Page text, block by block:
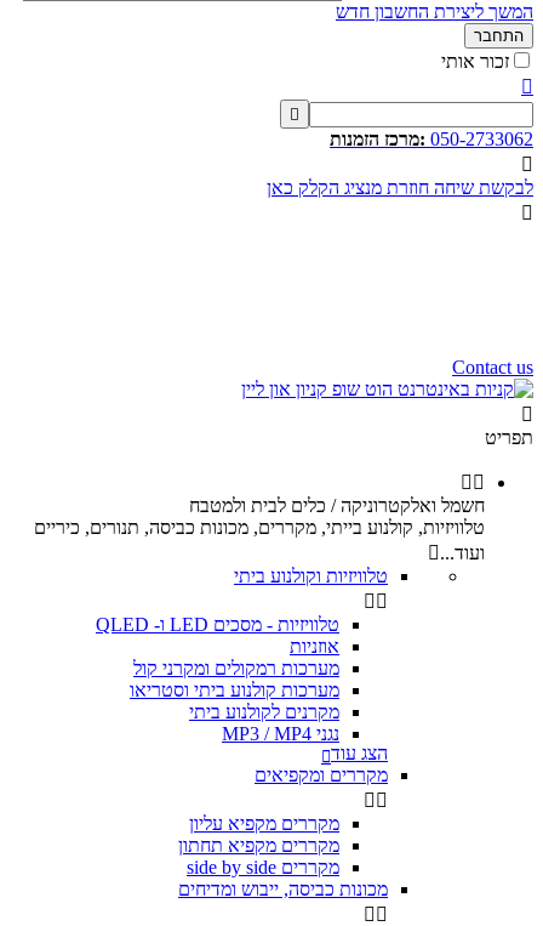
המשך ליצירת החשבון חדש
התחבר
זכור אותי


050-2733062 :מרכז הזמנות

לבקשת שיחה חוזרת מנציג הקלק כאן

Contact us

תפריט
 
חשמל ואלקטרוניקה / כלים לבית ולמטבח
טלוויזיות, קולנוע בייתי, מקררים, מכונות כביסה, תנורים, כיריים
ועוד...
טלוויזיות וקולנוע ביתי
 
טלוויזיות - מסכים LED ו- QLED
אוזניות
מערכות רמקולים ומקרני קול
מערכות קולנוע ביתי וסטריאו
מקרנים לקולנוע ביתי
נגני MP3 / MP4
הצג עוד
מקררים ומקפיאים
 
מקררים מקפיא עליון
מקררים מקפיא תחתון
מקררים side by side
מכונות כביסה, ייבוש ומדיחים
 